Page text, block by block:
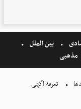
بین الملل
مذهبی
تعرفه اگهی